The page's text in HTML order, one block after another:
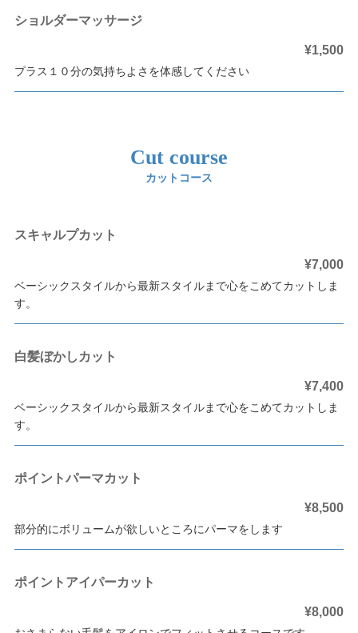
ショルダーマッサージ
¥1,500
プラス１０分の気持ちよさを体感してください
Cut course
カットコース
スキャルプカット
¥7,000
ベーシックスタイルから最新スタイルまで心をこめてカットしま
す。
白髪ぼかしカット
¥7,400
ベーシックスタイルから最新スタイルまで心をこめてカットしま
す。
ポイントパーマカット
¥8,500
部分的にボリュームが欲しいところにパーマをします
ポイントアイパーカット
¥8,000